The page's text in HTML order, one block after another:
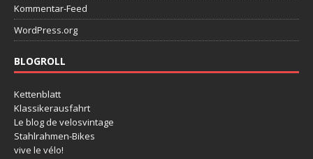
Kommentar-Feed
WordPress.org
BLOGROLL
Kettenblatt
Klassikerausfahrt
Le blog de velosvintage
Stahlrahmen-Bikes
vive le vélo!